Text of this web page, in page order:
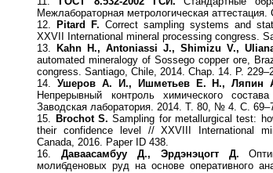
Межлабораторная метрологическая
12.Pitard F. Correct sampling systems and
XXVII International mineral processing congress.
13.Kahn H., Antoniassi J., Shimizu V.,
automated mineralogy of Sossego copper ore,
congress. Santiago, Chile, 2014. Chap. 14. P.
14.Ушеров А. И., Ишметьев Е. Н.,
Непрерывный контроль химического
Заводская лаборатория. 2014. Т. 80, № 4. С.
15. Brochot S. Sampling for metallurgical test:
their confidence level // XXVIII International
Canada, 2016. Paper ID 438.
16.
Даваасамбуу Д., Эрдэнэцогт Д.
молибденовых руд на основе оперативного